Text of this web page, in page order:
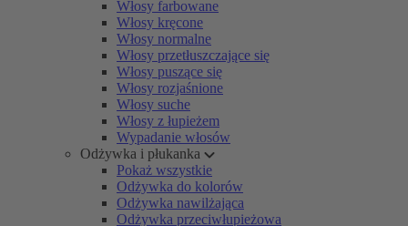
Włosy farbowane
Włosy kręcone
Włosy normalne
Włosy przetłuszczające się
Włosy puszące się
Włosy rozjaśnione
Włosy suche
Włosy z łupieżem
Wypadanie włosów
Odżywka i płukanka
Pokaż wszystkie
Odżywka do kolorów
Odżywka nawilżająca
Odżywka przeciwłupieżowa